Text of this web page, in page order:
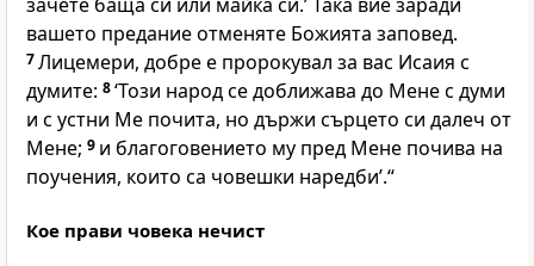
вашето предание отменяте Божията заповед.
7Лицемери, добре е пророкувал за вас Исаия с
думите: 8‘Този народ се доближава до Мене с думи
и с устни Ме почита, но държи сърцето си далеч от
Мене; 9 и благоговението му пред Мене почива на
поучения, които са човешки наредби’.“
Кое прави човека нечист